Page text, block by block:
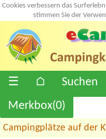
Cookies verbessern das
stimmen Sie der
☰ ⌂ Suchen
Merkbox(0)
Campingplätze auf der